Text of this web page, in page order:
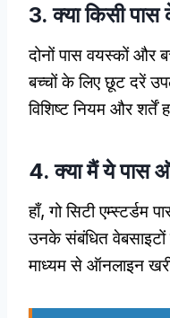
3. क्या किसी
दोनों पास वयस्कों और
बच्चों के लिए छूट दरें
विशिष्ट नियम और शर्तें
4. क्या मैं ये पास
हाँ, गो सिटी एम्स्टर्डम
उनके संबंधित वेबसाइटों
माध्यम से ऑनलाइन